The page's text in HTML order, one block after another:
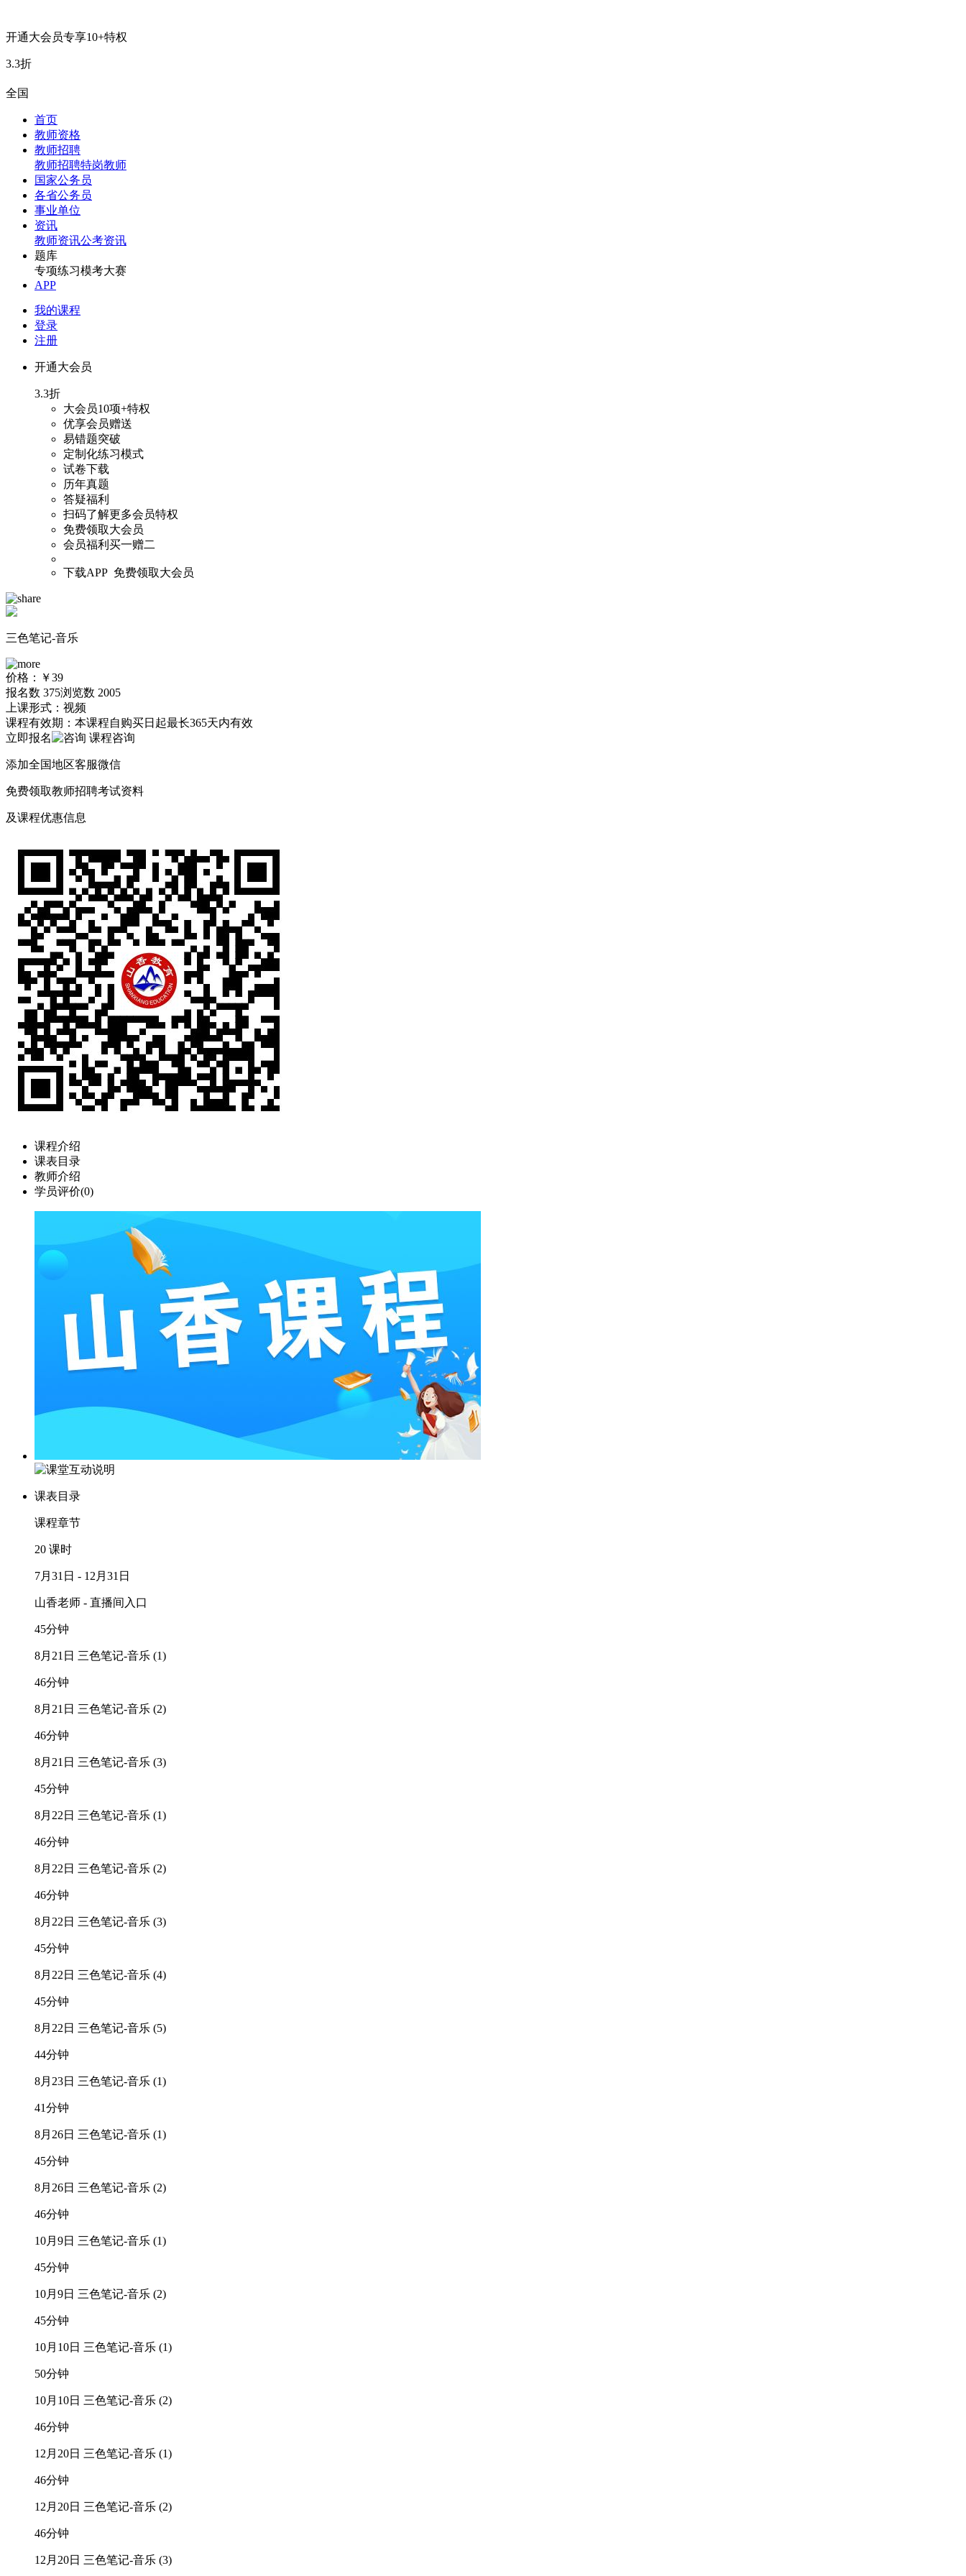
开通大会员专享10+特权
3.3折
全国
首页
教师资格
教师招聘
教师招聘特岗教师
国家公务员
各省公务员
事业单位
资讯
教师资讯公考资讯
题库
专项练习模考大赛
APP
我的课程
登录
注册
开通大会员
3.3折
大会员10项+特权
优享会员赠送
易错题突破
定制化练习模式
试卷下载
历年真题
答疑福利
扫码了解更多会员特权
免费领取大会员
会员福利买一赠二
下载APP 免费领取大会员
三色笔记-音乐
价格：
￥39
报名数 375浏览数 2005
上课形式： 视频
课程有效期： 本课程自购买日起最长365天内有效
立即报名
课程咨询
添加全国地区客服微信
免费领取教师招聘考试资料
及课程优惠信息
课程介绍
课表目录
教师介绍
学员评价(0)
课表目录
课程章节
20 课时
7月31日 - 12月31日
山香老师 - 直播间入口
45分钟
8月21日 三色笔记-音乐 (1)
46分钟
8月21日 三色笔记-音乐 (2)
46分钟
8月21日 三色笔记-音乐 (3)
45分钟
8月22日 三色笔记-音乐 (1)
46分钟
8月22日 三色笔记-音乐 (2)
46分钟
8月22日 三色笔记-音乐 (3)
45分钟
8月22日 三色笔记-音乐 (4)
45分钟
8月22日 三色笔记-音乐 (5)
44分钟
8月23日 三色笔记-音乐 (1)
41分钟
8月26日 三色笔记-音乐 (1)
45分钟
8月26日 三色笔记-音乐 (2)
46分钟
10月9日 三色笔记-音乐 (1)
45分钟
10月9日 三色笔记-音乐 (2)
45分钟
10月10日 三色笔记-音乐 (1)
50分钟
10月10日 三色笔记-音乐 (2)
46分钟
12月20日 三色笔记-音乐 (1)
46分钟
12月20日 三色笔记-音乐 (2)
46分钟
12月20日 三色笔记-音乐 (3)